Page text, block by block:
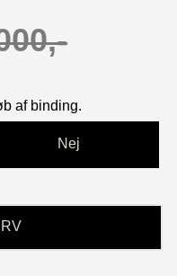
af binding.
Nej